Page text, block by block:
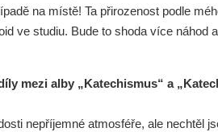
na místě! Ta přirozenost podle
ve studiu. Bude to shoda více náhod
mezi alby „Katechismus“ a
nepříjemné atmosféře, ale nechtěl